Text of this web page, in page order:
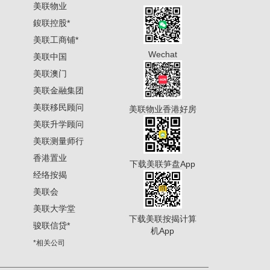
美联物业
鋑联控股*
美联工商铺*
美联中国
美联澳门
美联金融集团
美联移民顾问
美联升学顾问
美联测量师行
香港置业
经络按揭
美联会
美联大学堂
骏联信贷*
*相关公司
Wechat
美联物业香港好房
下载美联笋盘App
下载美联按揭计算
机App